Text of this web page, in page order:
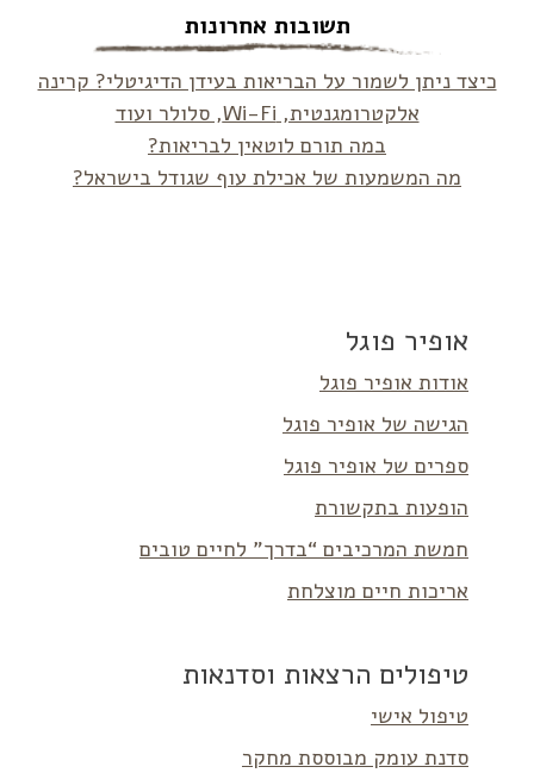
תשובות אחרונות
כיצד ניתן לשמור על הבריאות בעידן הדיגיטלי? קרינה
אלקטרומגנטית, Wi-Fi, סלולר ועוד
במה תורם לוטאין לבריאות?
מה המשמעות של אכילת עוף שגודל בישראל?
אופיר פוגל
אודות אופיר פוגל
הגישה של אופיר פוגל
ספרים של אופיר פוגל
הופעות בתקשורת
חמשת המרכיבים “בדרך” לחיים טובים
אריכות חיים מוצלחת
טיפולים הרצאות וסדנאות
טיפול אישי
סדנת עומק מבוססת מחקר